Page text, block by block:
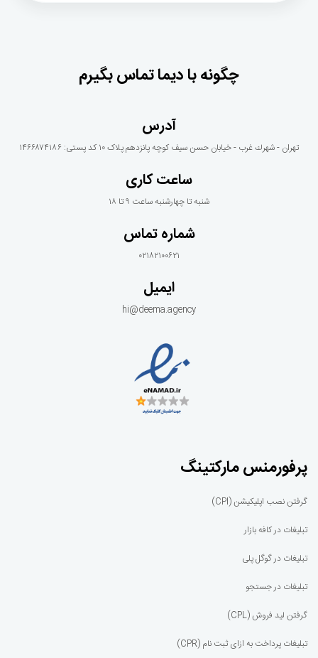
چگونه با دیما تماس بگیرم
آدرس
تهران - شهرك غرب - خيابان حسن سيف كوچه پانزدهم پلاک ١٠ کد پستی: ۱۴۶۶۸۷۴۱۸۶
ساعت کاری
شنبه تا چهارشنبه ساعت ۹ تا ۱۸
شماره تماس
۰۲۱۸۲۱۰۰۶۲۱
ایمیل
hi@deema.agency
پرفورمنس مارکتینگ
گرفتن نصب اپلیکیشن (CPI)
تبلیغات در کافه بازار
تبلیغات در گوگل پلی
تبلیغات در جستجو
گرفتن لید فروش (CPL)
تبلیغات پرداخت به ازای ثبت نام (CPR)